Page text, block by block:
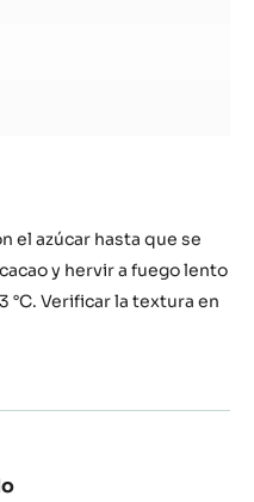
el azúcar hasta que se
y hervir a fuego lento
°C. Verificar la textura en